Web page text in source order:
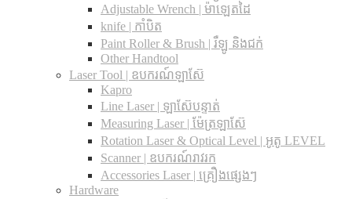
Adjustable Wrench |​ ម៉ាឡេតដៃ
knife | កាំបិត
Paint Roller & Brush | រឺឡូ និងជក់
Other Handtool
Laser Tool | ឧបករណ៍ឡាស៊ែ
Kapro
Line Laser | ឡាស៊ែបន្ទាត់
Measuring Laser | ម៉ែត្រឡាស៊ែ
Rotation Laser & Optical Level | អូតូ LEVEL
Scanner | ឧបករណ៍រាវរក
Accessories Laser | គ្រឿងផ្សេងៗ
Hardware